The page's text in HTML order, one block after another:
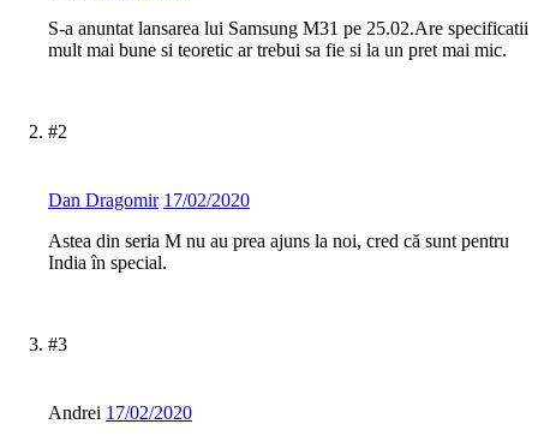
S-a anuntat lansarea lui Samsung M31 pe 25.02.Are specificatii
mult mai bune si teoretic ar trebui sa fie si la un pret mai mic.
#2
Dan Dragomir 17/02/2020
Astea din seria M nu au prea ajuns la noi, cred că sunt pentru
India în special.
#3
Andrei 17/02/2020